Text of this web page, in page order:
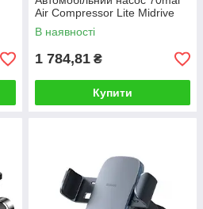
Air Compressor Lite Midrive
В наявності
1 784,81 ₴
Купити